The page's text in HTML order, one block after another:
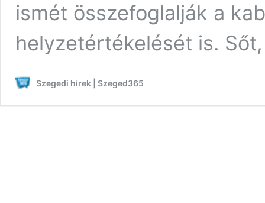
ismét összefoglalják a
helyzetértékelését is.
Szegedi hírek | Szeged365